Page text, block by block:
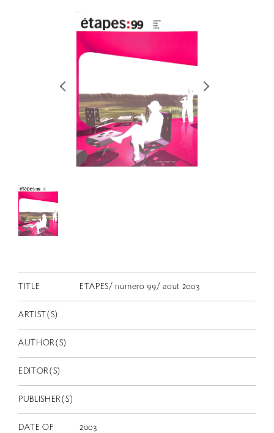
SCHOLARSHIP
RETRACE
コンサート
出演者
出版物
スカラシップ受賞者
CONTACT
JP
EN
TITLE ETAPES/ numero 99/ aout 2003
ARTIST(S)
AUTHOR(S)
EDITOR(S)
PUBLISHER(S)
DATE OF
2003